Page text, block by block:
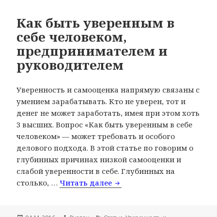
Как быть уверенным в
себе человеком,
предпринимателем и
руководителем
Уверенность и самооценка напрямую связаны с
умением зарабатывать. Кто не уверен, тот и
денег не может заработать, имея при этом хоть
3 высших. Вопрос «Как быть уверенным в себе
человеком» — может требовать и особого
делового подхода. В этой статье по говорим о
глубинных причинах низкой самооценки и
слабой уверенности в себе. Глубинных на
столько, …Читать далее Как быть уверенным в